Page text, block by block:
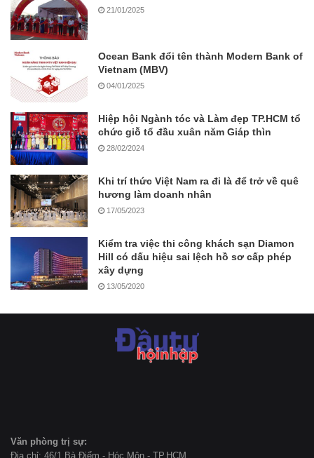
21/01/2025
Ocean Bank đổi tên thành Modern Bank of
Vietnam (MBV)
04/01/2025
Hiệp hội Ngành tóc và Làm đẹp TP.HCM tổ
chức giỗ tổ đầu xuân năm Giáp thìn
28/02/2024
Khi trí thức Việt Nam ra đi là để trở về quê
hương làm doanh nhân
17/05/2023
Kiểm tra việc thi công khách sạn Diamon
Hill có dấu hiệu sai lệch hồ sơ cấp phép
xây dựng
13/05/2020
Văn phòng trị sự:
Địa chỉ: 46/1 Bà Điểm - Hóc Môn - TP.HCM